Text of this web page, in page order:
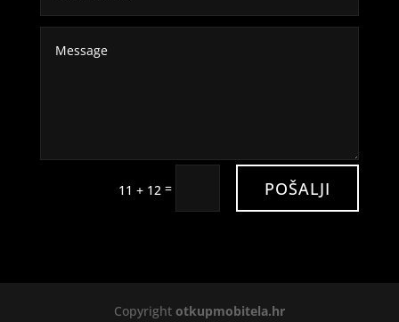
11 + 12 = POŠALJI
Copyright otkupmobitela.hr